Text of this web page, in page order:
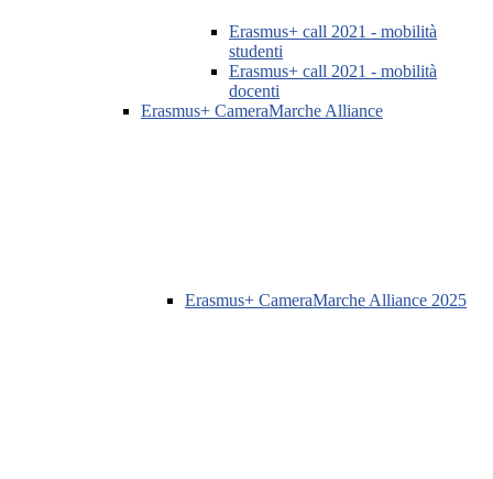
Erasmus+ call 2021 - mobilità
studenti
Erasmus+ call 2021 - mobilità
docenti
Erasmus+ CameraMarche Alliance
Erasmus+ CameraMarche Alliance 2025